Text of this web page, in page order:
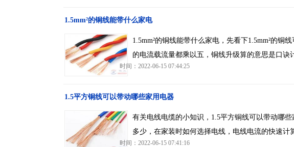
1.5mm²的铜线能带什么家电
1.5mm²的铜线能带什么家电，先看下1.5mm²的铜
的电流载流量都乘以五，铜线升级算的意思是口诀
时间：2022-06-15 07:44:25
1.5平方铜线可以带动哪些家用电器
有关电线电缆的小知识，1.5平方铜线可以带动哪
多少，在家装时如何选择电线，电线电流的快速计
时间：2022-06-15 07:41:16